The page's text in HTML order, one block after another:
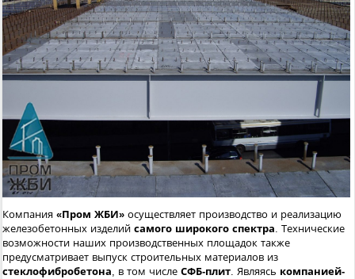
Компания «Пром ЖБИ» осуществляет производство и реализацию
железобетонных изделий самого широкого спектра. Технические
возможности наших производственных площадок также
предусматривает выпуск строительных материалов из
стеклофибробетона, в том числе СФБ-плит. Являясь компанией-